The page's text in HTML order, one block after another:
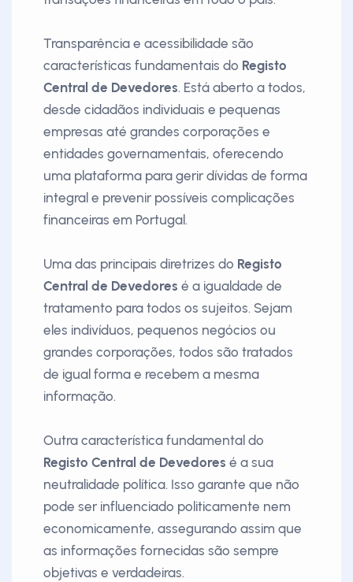
Transparência e acessibilidade são
características fundamentais do Registo
Central de Devedores. Está aberto a todos,
desde cidadãos individuais e pequenas
empresas até grandes corporações e
entidades governamentais, oferecendo
uma plataforma para gerir dívidas de forma
integral e prevenir possíveis complicações
financeiras em Portugal.
Uma das principais diretrizes do Registo
Central de Devedores é a igualdade de
tratamento para todos os sujeitos. Sejam
eles indivíduos, pequenos negócios ou
grandes corporações, todos são tratados
de igual forma e recebem a mesma
informação.
Outra característica fundamental do
Registo Central de Devedores é a sua
neutralidade política. Isso garante que não
pode ser influenciado politicamente nem
economicamente, assegurando assim que
as informações fornecidas são sempre
objetivas e verdadeiras.